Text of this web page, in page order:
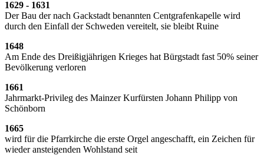
1629 - 1631
Der Bau der nach Gackstadt benannten Centgrafenkapelle wird
durch den Einfall der Schweden vereitelt, sie bleibt Ruine
1648
Am Ende des Dreißigjährigen Krieges hat Bürgstadt fast 50% seiner
Bevölkerung verloren
1661
Jahrmarkt-Privileg des Mainzer Kurfürsten Johann Philipp von
Schönborn
1665
wird für die Pfarrkirche die erste Orgel angeschafft, ein Zeichen für
wieder ansteigenden Wohlstand seit